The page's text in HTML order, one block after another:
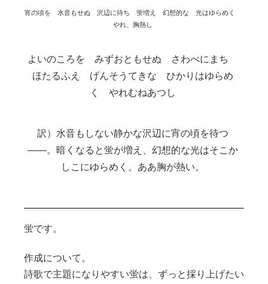
宵の頃を 水音もせぬ 沢辺に待ち 蛍増え 幻想的な 光はゆらめく
やれ、胸熱し
よいのころを みずおともせぬ さわべにまち
ほたるふえ げんそうてきな ひかりはゆらめ
く やれむねあつし
水音もしない静かな沢辺に宵の頃を待つ
――。暗くなると蛍が増え、幻想的な光はそこか
しこにゆらめく。ああ胸が熱い。
蛍です。
作成について。
詩歌で主題になりやすい蛍は、ずっと採り上げたい